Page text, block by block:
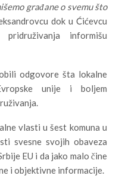
građane o svemu što
dok u Ćićevcu
informišu
odgovore šta lokalne
unije i boljem
vlasti u šest komuna u
svesne svojih obaveza
EU i da jako malo čine
i objektivne informacije.